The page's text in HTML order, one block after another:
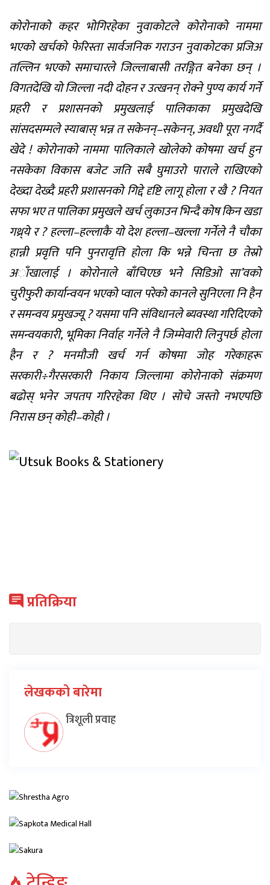
कोरोनाको कहर भोगिरहेका नुवाकोटले कोरोनाको नाममा
भएको खर्चको फेरिस्ता सार्वजनिक गराउन नुवाकोटका प्रजिअ
तल्लिन भएको समाचारले जिल्लाबासी तरङ्गित बनेका छन् ।
विगतदेखि यो जिल्ला नदी दोहन र उत्खनन् रोक्ने पुण्य कार्य गर्ने
प्रहरी र प्रशासनको प्रमुखलाई पालिकाका प्रमुखदेखि
सांसदसम्मले स्याबास् भन्न त सकेनन्–सकेनन्, अवधी पूरा नगर्दै
खेदे ! कोरोनाको नाममा पालिकाले खोलेको कोषमा खर्च हुन
नसकेका विकास बजेट जति सबै घुमाउरो पाराले राखिएको
देख्दा देख्दै प्रहरी प्रशासनको गिद्दे दृष्टि लागू होला र खै ? नियत
सफा भए त पालिका प्रमुखले खर्च लुकाउन भिन्दै कोष किन खडा
गथ्र्ये र ? हल्ला–हल्लाकै यो देश हल्ला–खल्ला गर्नेले नै चौका
हान्नी प्रवृत्ति पनि पुनरावृत्ति होला कि भन्ने चिन्ता छ तेस्रो
अाँखालाई । कोरोनाले बाँचिएछ भने सिडिओ सा’वको
चुरीफुरी कार्यान्वयन भएको प्वाल परेको कानले सुनिएला नि हैन
र समन्वय प्रमुखज्यू ? यसमा पनि संविधानले ब्यवस्था गरिदिएको
समन्वयकारी, भूमिका निर्वाह गर्नेले नै जिम्मेवारी लिनुपर्छ होला
हैन र ? मनमौजी खर्च गर्न कोषमा जोह गरेकाहरू
सरकारी÷गैरसरकारी निकाय जिल्लामा कोरोनाको संक्रमण
बढोस् भनेर जपतप गरिरहेका थिए । सोचे जस्तो नभएपछि
निरास छन् कोही–कोही ।
प्रतिक्रिया
लेखकको बारेमा
त्रिशूली प्रवाह